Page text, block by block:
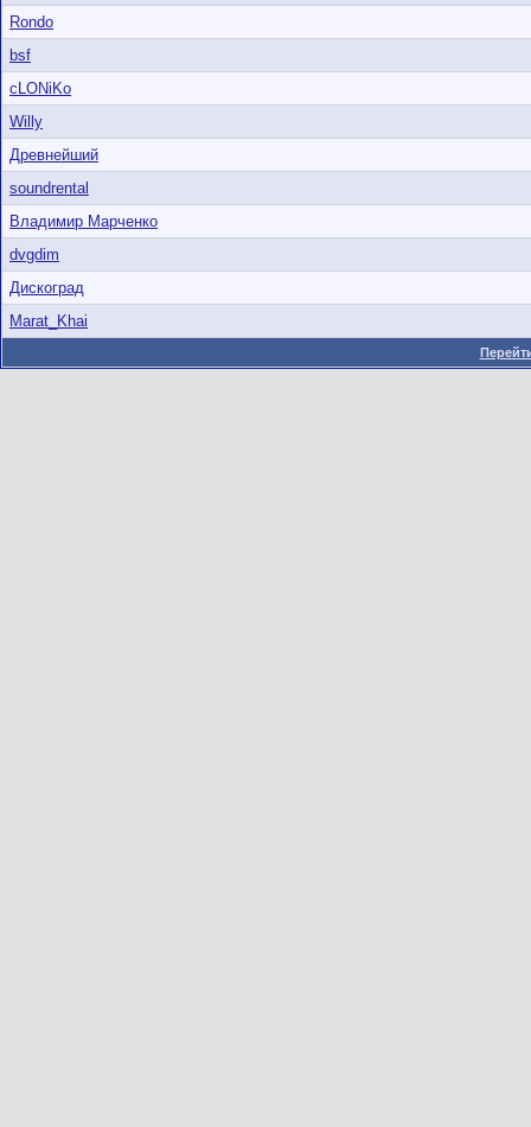
Rondo
bsf
cLONiKo
Willy
Древнейший
soundrental
Владимир Марченко
dvgdim
Дискоград
Marat_Khai